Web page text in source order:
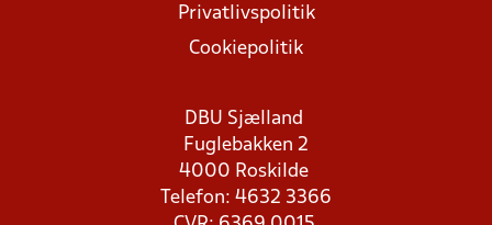
Privatlivspolitik
Cookiepolitik
DBU Sjælland
Fuglebakken 2
4000 Roskilde
Telefon: 4632 3366